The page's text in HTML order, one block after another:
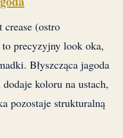
crease (ostro
precyzyjny look oka,
Błyszcząca jagoda
koloru na ustach,
pozostaje strukturalną